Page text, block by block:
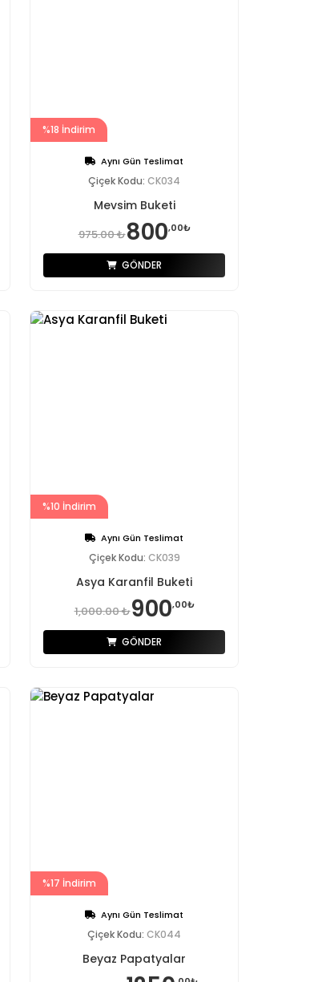
%18 İndirim
Aynı Gün Teslimat
Çiçek Kodu: CK034
Mevsim Buketi
975.00 ₺800,00₺
GÖNDER
%10 İndirim
Aynı Gün Teslimat
Çiçek Kodu: CK039
Asya Karanfil Buketi
1,000.00 ₺900,00₺
GÖNDER
%17 İndirim
Aynı Gün Teslimat
Çiçek Kodu: CK044
Beyaz Papatyalar